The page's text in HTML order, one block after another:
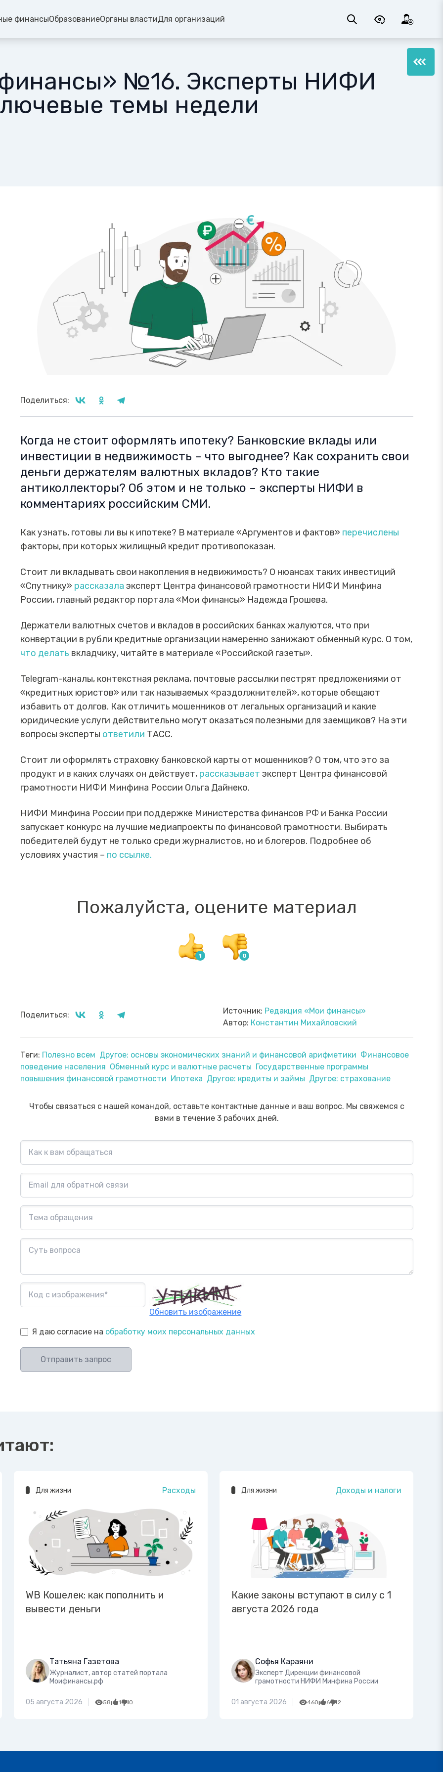
финансыОбразованиеОрганы властиДля организаций
№16. Эксперты НИФИ
темы недели
Поделиться:
Когда не стоит оформлять ипотеку? Банковские вклады или
инвестиции в недвижимость – что выгоднее? Как сохранить свои
деньги держателям валютных вкладов? Кто такие
антиколлекторы? Об этом и не только – эксперты НИФИ в
комментариях российским СМИ.
Как узнать, готовы ли вы к ипотеке? В материале «Аргументов и фактов» перечислены
факторы, при которых жилищный кредит противопоказан.
Стоит ли вкладывать свои накопления в недвижимость? О нюансах таких инвестиций
«Спутнику» рассказала эксперт Центра финансовой грамотности НИФИ Минфина
России, главный редактор портала «Мои финансы» Надежда Грошева.
Держатели валютных счетов и вкладов в российских банках жалуются, что при
конвертации в рубли кредитные организации намеренно занижают обменный курс. О том,
что делать вкладчику, читайте в материале «Российской газеты».
Telegram-каналы, контекстная реклама, почтовые рассылки пестрят предложениями от
«кредитных юристов» или так называемых «раздолжнителей», которые обещают
избавить от долгов. Как отличить мошенников от легальных организаций и какие
юридические услуги действительно могут оказаться полезными для заемщиков? На эти
вопросы эксперты ответили ТАСС.
Стоит ли оформлять страховку банковской карты от мошенников? О том, что это за
продукт и в каких случаях он действует, рассказывает эксперт Центра финансовой
грамотности НИФИ Минфина России Ольга Дайнеко.
НИФИ Минфина России при поддержке Министерства финансов РФ и Банка России
запускает конкурс на лучшие медиапроекты по финансовой грамотности. Выбирать
победителей будут не только среди журналистов, но и блогеров. Подробнее об
условиях участия – по ссылке.
Пожалуйста, оцените материал
Поделиться: Источник: Редакция «Мои финансы»
Автор: Константин Михайловский
Теги: Полезно всем Другое: основы экономических знаний и финансовой арифметики Финансовое
поведение населения Обменный курс и валютные расчеты Государственные программы
повышения финансовой грамотности Ипотека Другое: кредиты и займы Другое: страхование
Чтобы связаться с нашей командой, оставьте контактные данные и ваш вопрос. Мы свяжемся с
вами в течение 3 рабочих дней.
Обновить изображение
Я даю согласие на обработку моих персональных данных
Отправить запрос
Прямой эфир «Мошенник VS
Финансовый блогер»
Посмотреть→
Прямой эфир «Онлайн-инструменты,
которые помогут обезопасить
Посмотреть→
Для жизни Расходы
WB Кошелек: как пополнить и
вывести деньги
Татьяна Газетова
Журналист, автор статей портала
Моифинансы.рф
05 августа 2026 58 1 0
Для жизни Доходы и налоги
Какие законы вступают в силу с 1
августа 2026 года
Софья Караяни
Эксперт Дирекции финансовой
грамотности НИФИ Минфина России
01 августа 2026 460 6 2